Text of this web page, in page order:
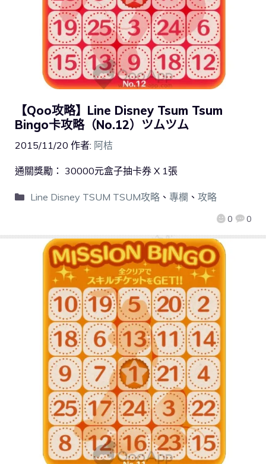
【Qoo攻略】Line Disney Tsum Tsum
Bingo卡攻略（No.12）ツムツム
2015/11/20 作者: 阿桔
0 0
通關獎勵： 30000元盒子抽卡券 X 1張
Line Disney TSUM TSUM攻略、 專欄 、 攻略